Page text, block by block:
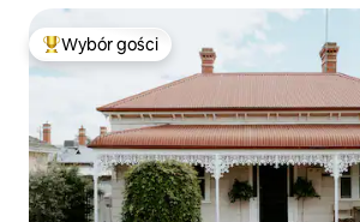
Najpopularniejsze z kategorii Wybór gości
Wybór gości